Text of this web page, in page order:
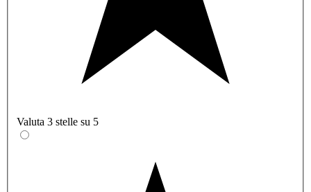
Valuta 3 stelle su 5